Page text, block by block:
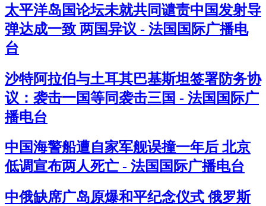
太平洋岛国论坛未就共同谴责中国发射导
弹达成一致 两国异议 - 法国国际广播电
台
沙特阿拉伯与土耳其巴基斯坦签署防务协
议：袭击一国等同袭击三国 - 法国国际广
播电台
中国海警船遭自家军舰误撞一年后 北京
低调宣布两人死亡 - 法国国际广播电台
中俄缺席广岛原爆和平纪念仪式 俄罗斯